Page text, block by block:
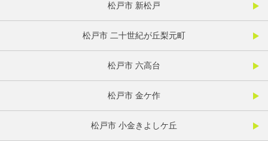
松戸市 新松戸
松戸市 二十世紀が丘梨元町
松戸市 六高台
松戸市 金ケ作
松戸市 小金きよしケ丘